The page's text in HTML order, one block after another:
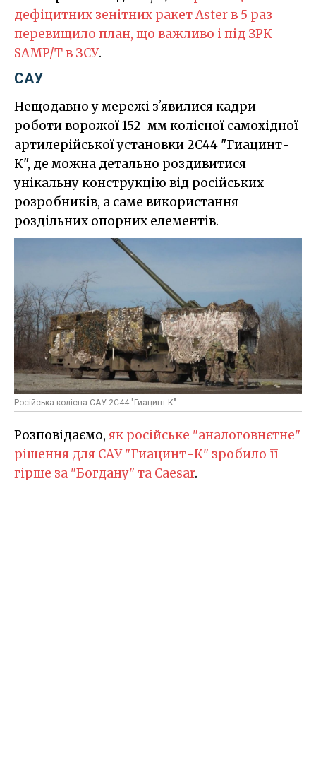
дефіцитних зенітних ракет Aster в 5 раз
перевищило план, що важливо і під ЗРК
SAMP/T в ЗСУ.
САУ
Нещодавно у мережі зʼявилися кадри
роботи ворожої 152-мм колісної самохідної
артилерійської установки 2С44 "Гиацинт-
К", де можна детально роздивитися
унікальну конструкцію від російських
розробників, а саме використання
роздільних опорних елементів.
Російська колісна САУ 2C44 "Гиацинт-К"
Розповідаємо, як російське "аналоговнєтне"
рішення для САУ "Гиацинт-К" зробило її
гірше за "Богдану" та Caesar.